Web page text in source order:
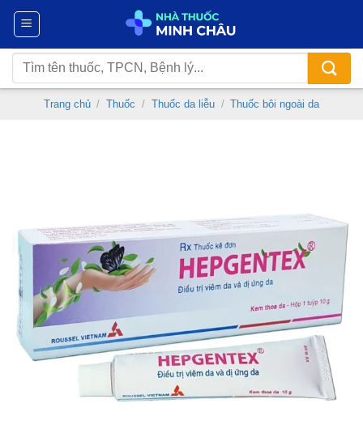
Chuyển
nội
dung
Tìm
kiếm:
Trang chủ / Thuốc / Thuốc da liễu / Thuốc bôi ngoài da